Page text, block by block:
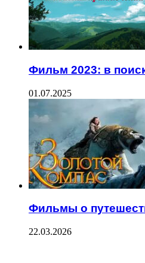
Фильм 2023: в
01.07.2025
Фильмы о
22.03.2026